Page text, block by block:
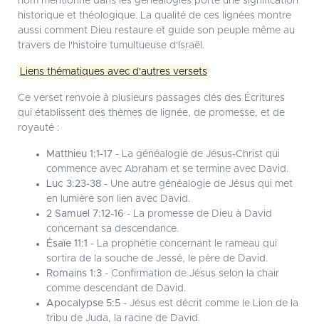
historique et théologique. La qualité de ces lignées montre
aussi comment Dieu restaure et guide son peuple même au
travers de l'histoire tumultueuse d'Israël.
Liens thématiques avec d'autres versets
Ce verset renvoie à plusieurs passages clés des Écritures
qui établissent des thèmes de lignée, de promesse, et de
royauté :
Matthieu 1:1-17 - La généalogie de Jésus-Christ qui
commence avec Abraham et se termine avec David.
Luc 3:23-38 - Une autre généalogie de Jésus qui met
en lumière son lien avec David.
2 Samuel 7:12-16 - La promesse de Dieu à David
concernant sa descendance.
Ésaïe 11:1 - La prophétie concernant le rameau qui
sortira de la souche de Jessé, le père de David.
Romains 1:3 - Confirmation de Jésus selon la chair
comme descendant de David.
Apocalypse 5:5 - Jésus est décrit comme le Lion de la
tribu de Juda, la racine de David.